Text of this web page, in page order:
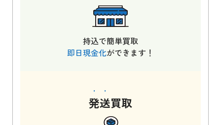
持込で簡単買取
即日現金化ができます！
発送買取